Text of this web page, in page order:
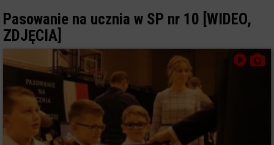
Pasowanie na ucznia w SP nr 10 [WIDEO,
ZDJĘCIA]